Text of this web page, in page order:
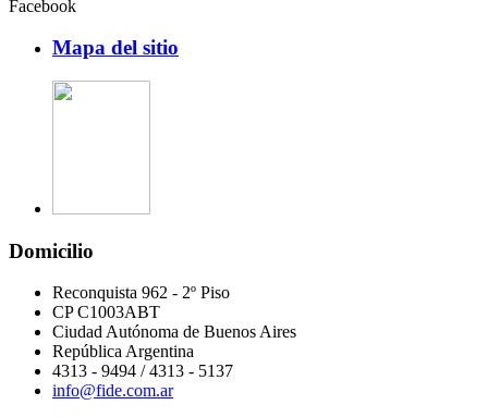
Facebook
Mapa del sitio
Domicilio
Reconquista 962 - 2º Piso
CP C1003ABT
Ciudad Autónoma de Buenos Aires
República Argentina
4313 - 9494 / 4313 - 5137
info@fide.com.ar